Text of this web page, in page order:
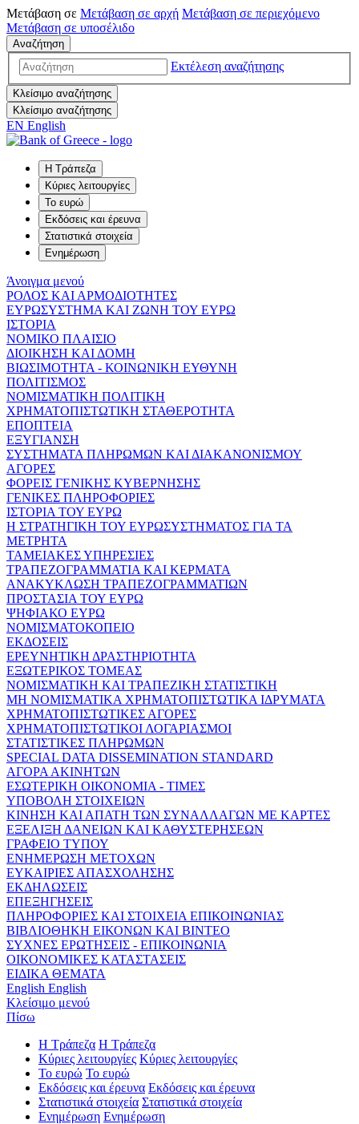
Μετάβαση σε Μετάβαση σε αρχή Μετάβαση σε περιεχόμενο
Μετάβαση σε υποσέλιδο
Αναζήτηση
Εκτέλεση αναζήτησης
Κλείσιμο αναζήτησης
Κλείσιμο αναζήτησης
EN English
Η Τράπεζα
Κύριες λειτουργίες
Το ευρώ
Εκδόσεις και έρευνα
Στατιστικά στοιχεία
Ενημέρωση
Άνοιγμα μενού
ΡΟΛΟΣ ΚΑΙ ΑΡΜΟΔΙΟΤΗΤΕΣ
ΕΥΡΩΣΥΣΤΗΜΑ ΚΑΙ ΖΩΝΗ ΤΟΥ ΕΥΡΩ
ΙΣΤΟΡΙΑ
ΝΟΜΙΚΟ ΠΛΑΙΣΙΟ
ΔΙΟΙΚΗΣΗ ΚΑΙ ΔΟΜΗ
ΒΙΩΣΙΜΟΤΗΤΑ - ΚΟΙΝΩΝΙΚΗ ΕΥΘΥΝΗ
ΠΟΛΙΤΙΣΜΟΣ
ΝΟΜΙΣΜΑΤΙΚΗ ΠΟΛΙΤΙΚΗ
ΧΡΗΜΑΤΟΠΙΣΤΩΤΙΚΗ ΣΤΑΘΕΡΟΤΗΤΑ
ΕΠΟΠΤΕΙΑ
ΕΞΥΓΙΑΝΣΗ
ΣΥΣΤΗΜΑΤΑ ΠΛΗΡΩΜΩΝ ΚΑΙ ΔΙΑΚΑΝΟΝΙΣΜΟΥ
ΑΓΟΡΕΣ
ΦΟΡΕΙΣ ΓΕΝΙΚΗΣ ΚΥΒΕΡΝΗΣΗΣ
ΓΕΝΙΚΕΣ ΠΛΗΡΟΦΟΡΙΕΣ
ΙΣΤΟΡΙΑ ΤΟΥ ΕΥΡΩ
Η ΣΤΡΑΤΗΓΙΚΗ ΤΟΥ ΕΥΡΩΣΥΣΤΗΜΑΤΟΣ ΓΙΑ ΤΑ
ΜΕΤΡΗΤΑ
ΤΑΜΕΙΑΚΕΣ ΥΠΗΡΕΣΙΕΣ
ΤΡΑΠΕΖΟΓΡΑΜΜΑΤΙΑ ΚΑΙ ΚΕΡΜΑΤΑ
ΑΝΑΚΥΚΛΩΣΗ ΤΡΑΠΕΖΟΓΡΑΜΜΑΤΙΩΝ
ΠΡΟΣΤΑΣΙΑ ΤΟΥ ΕΥΡΩ
ΨΗΦΙΑΚΟ ΕΥΡΩ
ΝΟΜΙΣΜΑΤΟΚΟΠΕΙΟ
ΕΚΔΟΣΕΙΣ
ΕΡΕΥΝΗΤΙΚΗ ΔΡΑΣΤΗΡΙΟΤΗΤΑ
ΕΞΩΤΕΡΙΚΟΣ ΤΟΜΕΑΣ
ΝΟΜΙΣΜΑΤΙΚΗ ΚΑΙ ΤΡΑΠΕΖΙΚΗ ΣΤΑΤΙΣΤΙΚΗ
ΜΗ ΝΟΜΙΣΜΑΤΙΚΑ ΧΡΗΜΑΤΟΠΙΣΤΩΤΙΚΑ ΙΔΡΥΜΑΤΑ
ΧΡΗΜΑΤΟΠΙΣΤΩΤΙΚΕΣ ΑΓΟΡΕΣ
ΧΡΗΜΑΤΟΠΙΣΤΩΤΙΚΟΙ ΛΟΓΑΡΙΑΣΜΟΙ
ΣΤΑΤΙΣΤΙΚΕΣ ΠΛΗΡΩΜΩΝ
SPECIAL DATA DISSEMINATION STANDARD
ΑΓΟΡΑ ΑΚΙΝΗΤΩΝ
ΕΣΩΤΕΡΙΚΗ ΟΙΚΟΝΟΜΙΑ - ΤΙΜΕΣ
ΥΠΟΒΟΛΗ ΣΤΟΙΧΕΙΩΝ
ΚΙΝΗΣΗ ΚΑΙ ΑΠΑΤΗ ΤΩΝ ΣΥΝΑΛΛΑΓΩΝ ΜΕ ΚΑΡΤΕΣ
ΕΞΕΛΙΞΗ ΔΑΝΕΙΩΝ ΚΑΙ ΚΑΘΥΣΤΕΡΗΣΕΩΝ
ΓΡΑΦΕΙΟ ΤΥΠΟΥ
ΕΝΗΜΕΡΩΣΗ ΜΕΤΟΧΩΝ
ΕΥΚΑΙΡΙΕΣ ΑΠΑΣΧΟΛΗΣΗΣ
ΕΚΔΗΛΩΣΕΙΣ
ΕΠΕΞΗΓΗΣΕΙΣ
ΠΛΗΡΟΦΟΡΙΕΣ ΚΑΙ ΣΤΟΙΧΕΙΑ ΕΠΙΚΟΙΝΩΝΙΑΣ
ΒΙΒΛΙΟΘΗΚΗ ΕΙΚΟΝΩΝ ΚΑΙ ΒΙΝΤΕΟ
ΣΥΧΝΕΣ ΕΡΩΤΗΣΕΙΣ - ΕΠΙΚΟΙΝΩΝΙΑ
ΟΙΚΟΝΟΜΙΚΕΣ ΚΑΤΑΣΤΑΣΕΙΣ
ΕΙΔΙΚΑ ΘΕΜΑΤΑ
English English
Κλείσιμο μενού
Πίσω
Η Τράπεζα Η Τράπεζα
Κύριες λειτουργίες Κύριες λειτουργίες
Το ευρώ Το ευρώ
Εκδόσεις και έρευνα Εκδόσεις και έρευνα
Στατιστικά στοιχεία Στατιστικά στοιχεία
Ενημέρωση Ενημέρωση